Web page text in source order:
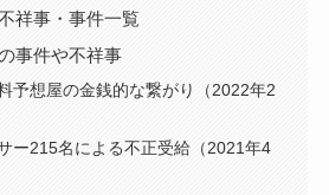
祥事・事件一覧
事件や不祥事
予想屋の金銭的な繋がり（2022年2
ー215名による不正受給（2021年4